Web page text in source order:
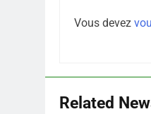
Vous devez
Related